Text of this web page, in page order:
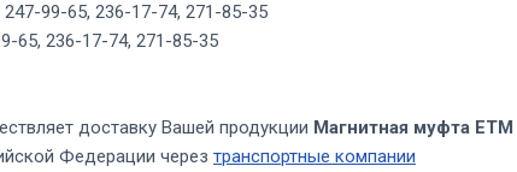
99-65, 236-17-74, 271-85-35
65, 236-17-74, 271-85-35
доставку Вашей продукции Магнитная муфта ЕТМ
Федерации через транспортные компании